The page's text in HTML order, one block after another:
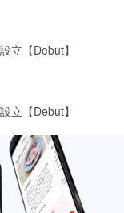
立【Debut】
立【Debut】